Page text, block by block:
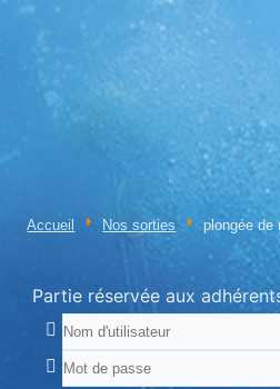
Accueil Nos sorties plongée de
Partie réservée aux